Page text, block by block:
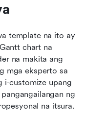
template na ito ay
chart na
na makita ang
mga eksperto sa
i-customize upang
ng
na itsura.